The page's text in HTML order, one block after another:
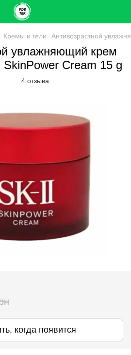
Кремы и гели Антивозрастной
увлажняющий крем
Cream 15 g
4 отзыва
когда появится